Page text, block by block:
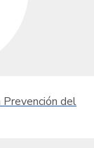
Prevención del